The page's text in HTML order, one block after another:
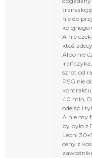
nie do
kolejnego
A nie
ktoś
Albo nie
szrot od
PSG nie
40 mln,
odejść i
A nie my
by było z
Leoni
ceny z